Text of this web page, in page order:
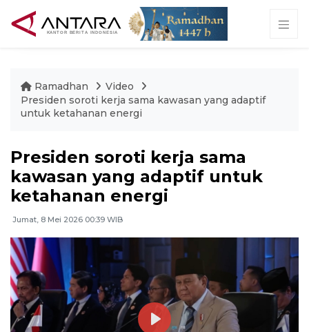
Ramadhan
Video
Presiden soroti kerja sama kawasan yang adaptif
untuk ketahanan energi
Presiden soroti kerja sama
kawasan yang adaptif untuk
ketahanan energi
Jumat, 8 Mei 2026 00:39 WIB